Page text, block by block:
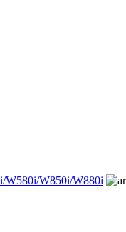
W580i/W850i/W880i